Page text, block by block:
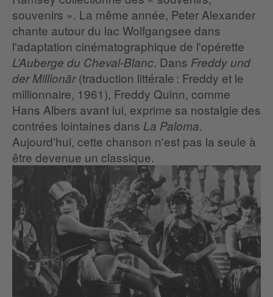
souvenirs ». La même année, Peter Alexander
chante autour du lac Wolfgangsee dans
l'adaptation cinématographique de l'opérette
L’Auberge du Cheval-Blanc. Dans Freddy und
der Millionär(traduction littérale : Freddy et le
millionnaire, 1961), Freddy Quinn, comme
Hans Albers avant lui, exprime sa nostalgie des
contrées lointaines dans La Paloma.
Aujourd'hui, cette chanson n'est pas la seule à
être devenue un classique.